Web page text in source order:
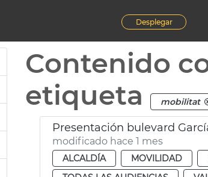
Desplegar
Contenido
etiqueta
mobilitat
Presentación bulevard
modificado hace 1 mes
ALCALDÍA MOVILIDAD